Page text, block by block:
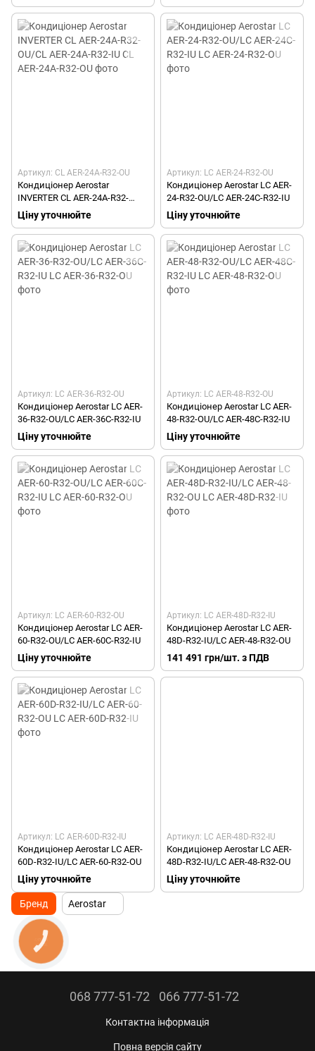
Артикул: CL AER-24A-R32-OU
Кондиціонер Aerostar
INVERTER CL AER-24A-R32-
OU/CL AER-24A-R32-IU
Ціну уточнюйте
Артикул: LC AER-24-R32-OU
Кондиціонер Aerostar LC AER-
24-R32-OU/LC AER-24C-R32-IU
Ціну уточнюйте
Артикул: LC AER-36-R32-OU
Кондиціонер Aerostar LC AER-
36-R32-OU/LC AER-36C-R32-IU
Ціну уточнюйте
Артикул: LC AER-48-R32-OU
Кондиціонер Aerostar LC AER-
48-R32-OU/LC AER-48C-R32-IU
Ціну уточнюйте
Артикул: LC AER-60-R32-OU
Кондиціонер Aerostar LC AER-
60-R32-OU/LC AER-60C-R32-IU
Ціну уточнюйте
Артикул: LC AER-48D-R32-IU
Кондиціонер Aerostar LC AER-
48D-R32-IU/LC AER-48-R32-OU
141 491 грн/шт. з ПДВ
Артикул: LC AER-60D-R32-IU
Кондиціонер Aerostar LC AER-
60D-R32-IU/LC AER-60-R32-OU
Ціну уточнюйте
Артикул: LC AER-48D-R32-IU
Кондиціонер Aerostar LC AER-
48D-R32-IU/LC AER-48-R32-OU
Ціну уточнюйте
Бренд Aerostar
068 777-51-72 066 777-51-72
Контактна інформація
Повна версія сайту
КНОПКА
ЗВ'ЯЗКУ